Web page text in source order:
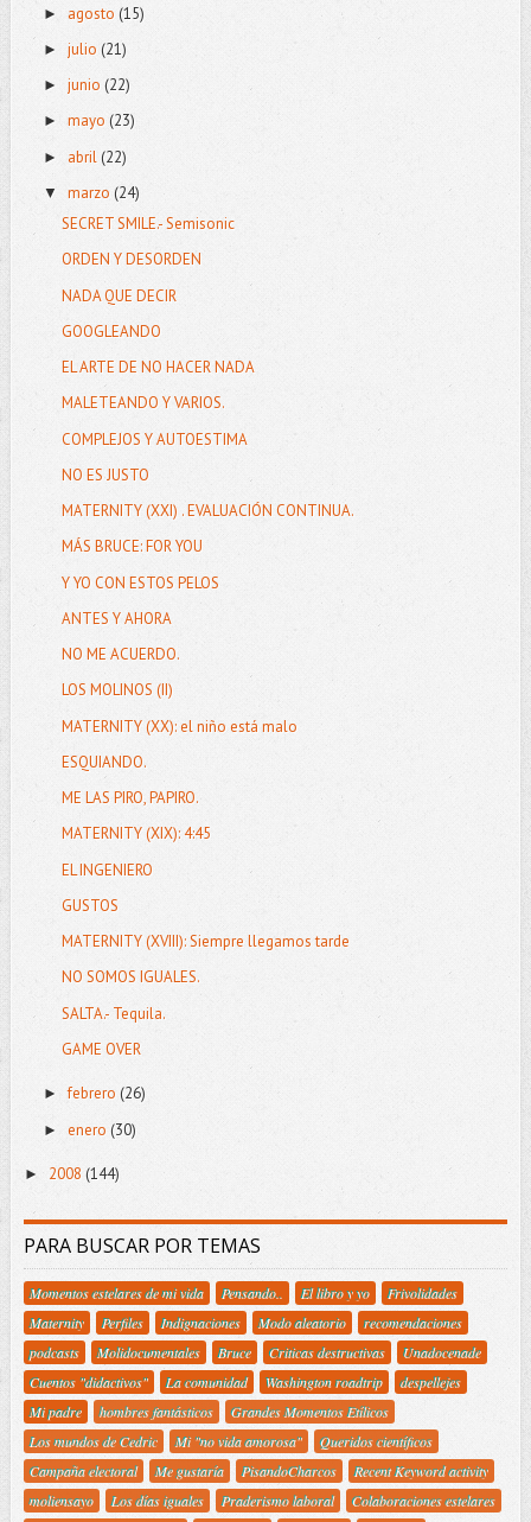
► agosto (15)
► julio (21)
► junio (22)
► mayo (23)
► abril (22)
▼ marzo (24)
SECRET SMILE.- Semisonic
ORDEN Y DESORDEN
NADA QUE DECIR
GOOGLEANDO
EL ARTE DE NO HACER NADA
MALETEANDO Y VARIOS.
COMPLEJOS Y AUTOESTIMA
NO ES JUSTO
MATERNITY (XXI) . EVALUACIÓN CONTINUA.
MÁS BRUCE: FOR YOU
Y YO CON ESTOS PELOS
ANTES Y AHORA
NO ME ACUERDO.
LOS MOLINOS (II)
MATERNITY (XX): el niño está malo
ESQUIANDO.
ME LAS PIRO, PAPIRO.
MATERNITY (XIX): 4:45
EL INGENIERO
GUSTOS
MATERNITY (XVIII): Siempre llegamos tarde
NO SOMOS IGUALES.
SALTA.- Tequila.
GAME OVER
►febrero (26)
► enero (30)
► 2008 (144)
PARA BUSCAR POR TEMAS
Momentos estelares de mi vida Pensando.. El libro y yo
Frivolidades
Maternity
Perfiles Indignaciones Modo aleatorio
recomendaciones
podcasts
Molidocumentales Bruce Criticas destructivas
Unadocenade
Cuentos "didactivos"
La comunidad Washington roadtrip
despellejes
Mi padre
hombres fantásticos
Grandes Momentos Etílicos
Los mundos de Cedric
Mi "no vida amorosa"
Queridos científicos
Campaña electoral
Me gustaría PisandoCharcos
Recent Keyword activity
moliensayo
Los días iguales Praderismo laboral
Colaboraciones estelares